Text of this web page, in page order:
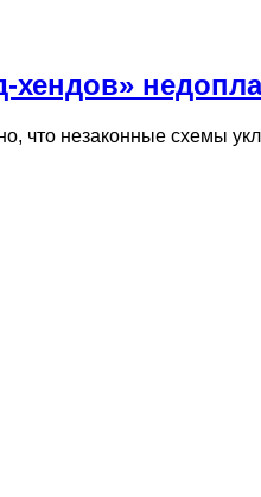
хендов»
что незаконные схемы